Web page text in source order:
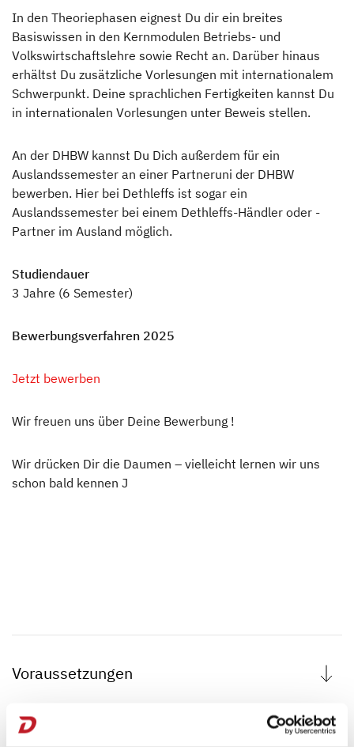
In den Theoriephasen eignest Du dir ein breites
Basiswissen in den Kernmodulen Betriebs- und
Volkswirtschaftslehre sowie Recht an. Darüber hinaus
erhältst Du zusätzliche Vorlesungen mit internationalem
Schwerpunkt. Deine sprachlichen Fertigkeiten kannst Du
in internationalen Vorlesungen unter Beweis stellen.
An der DHBW kannst Du Dich außerdem für ein
Auslandssemester an einer Partneruni der DHBW
bewerben. Hier bei Dethleffs ist sogar ein
Auslandssemester bei einem Dethleffs-Händler oder -
Partner im Ausland möglich.
Studiendauer
3 Jahre (6 Semester)
Bewerbungsverfahren 2025
Jetzt bewerben
Wir freuen uns über Deine Bewerbung !
Wir drücken Dir die Daumen – vielleicht lernen wir uns
schon bald kennen J
Voraussetzungen
Allgemeine oder fachgebundene Hochschulreife